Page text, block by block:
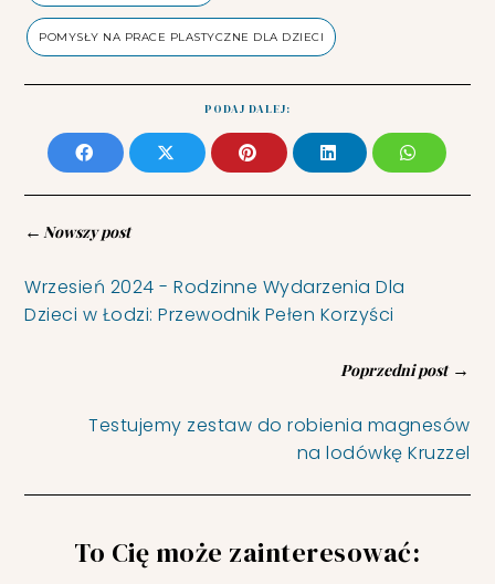
POMYSŁY NA PRACE PLASTYCZNE DLA DZIECI
PODAJ DALEJ:
← Nowszy post
Wrzesień 2024 - Rodzinne Wydarzenia Dla
Dzieci w Łodzi: Przewodnik Pełen Korzyści
Poprzedni post→
Testujemy zestaw do robienia magnesów
na lodówkę Kruzzel
To Cię może zainteresować: